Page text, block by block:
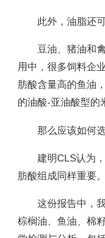
此外，油脂还可
豆油、猪油和禽
用中，很多饲料企
肪酸含量高的鱼油
的油酸-亚油酸型的
那么应该如何选
建明CLS认为，
肪酸组成同样重要。
这份报告中，我
棕榈油、鱼油、棉